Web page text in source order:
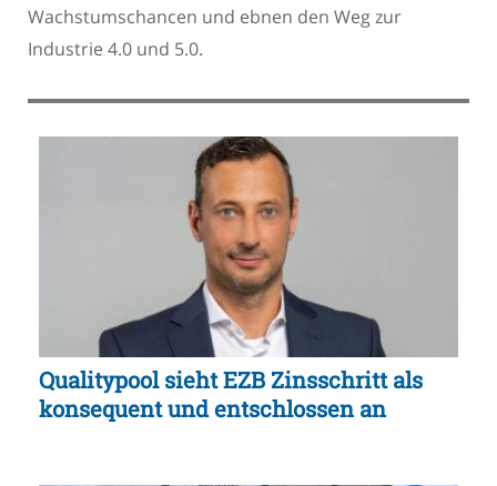
Wachstumschancen und ebnen den Weg zur
Industrie 4.0 und 5.0.
Qualitypool sieht EZB Zinsschritt als
konsequent und entschlossen an